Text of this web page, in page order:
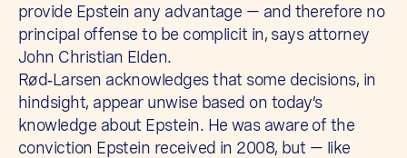
provide Epstein any advantage — and therefore no
principal offense to be complicit in, says attorney
John Christian Elden.
Rød‑Larsen acknowledges that some decisions, in
hindsight, appear unwise based on today’s
knowledge about Epstein. He was aware of the
conviction Epstein received in 2008, but — like